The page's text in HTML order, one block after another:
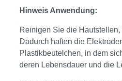
Hinweis Anwendung:
Reinigen Sie die
Dadurch haften die
Plastikbeutelchen, in dem
deren Lebensdauer und die